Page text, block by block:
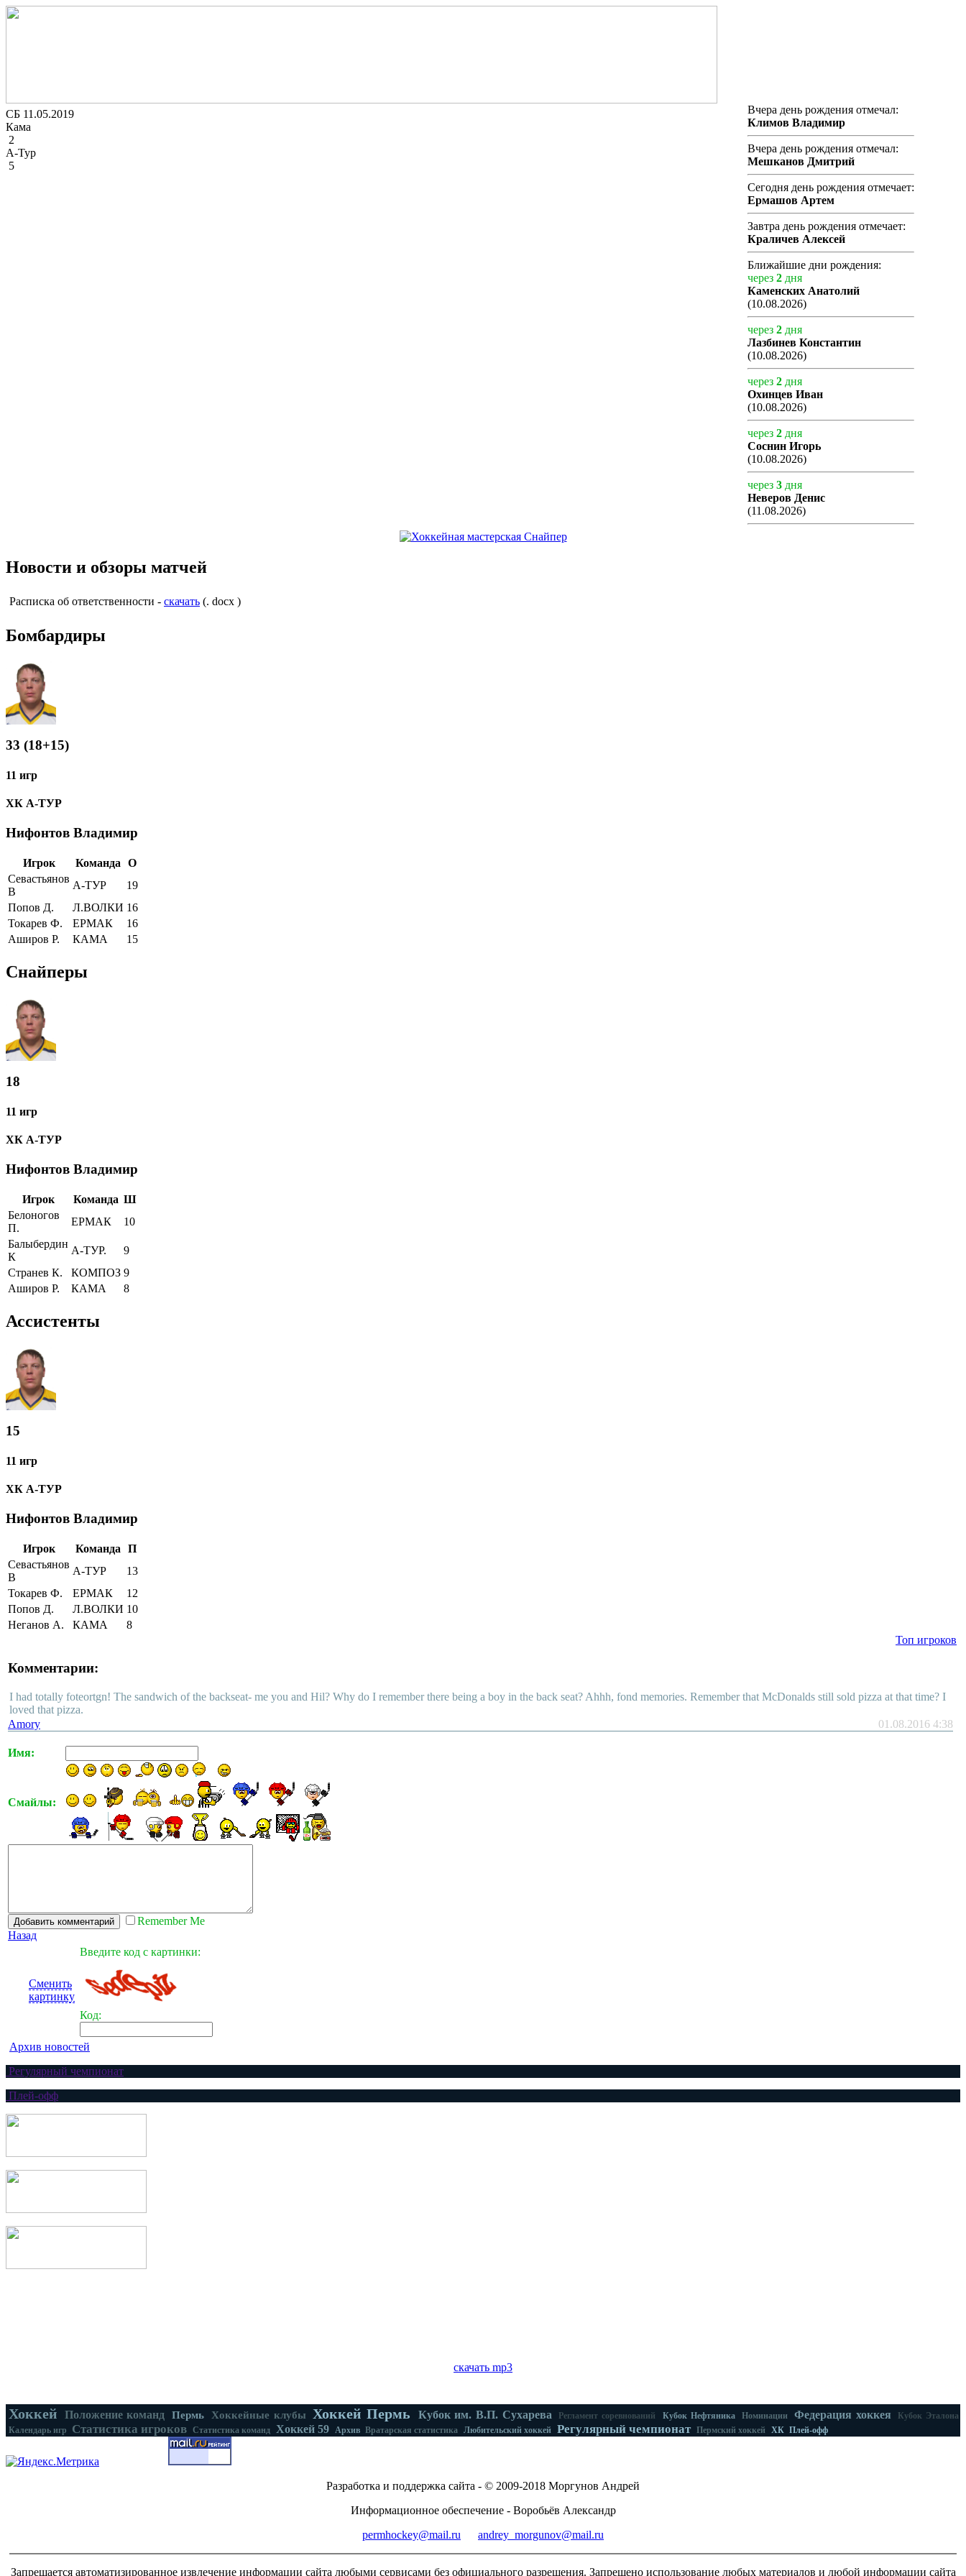
СБ 11.05.2019
Кама
2
А-Тур
5
Вчера день рождения отмечал:
Климов Владимир
Вчера день рождения отмечал:
Мешканов Дмитрий
Сегодня день рождения отмечает:
Ермашов Артем
Завтра день рождения отмечает:
Краличев Алексей
Ближайшие дни рождения:
через 2дня
Каменских Анатолий
(10.08.2026)
через 2дня
Лазбинев Константин
(10.08.2026)
через 2дня
Охинцев Иван
(10.08.2026)
через 2дня
Соснин Игорь
(10.08.2026)
через 3дня
Неверов Денис
(11.08.2026)
Новости и обзоры матчей
Расписка об ответственности - скачать (. docx )
Бомбардиры
33 (18+15)
11 игр
ХК А-ТУР
Нифонтов Владимир
Игрок Команда
О
Севастьянов
В
А-ТУР
19
Попов Д.
Л.ВОЛКИ 16
Токарев Ф.
ЕРМАК
16
Аширов Р.
КАМА 15
Снайперы
18
11 игр
ХК А-ТУР
Нифонтов Владимир
Игрок Команда Ш
Белоногов
П.
ЕРМАК
10
Балыбердин
К
А-ТУР.
9
Странев К.
КОМПОЗ 9
Аширов Р.
КАМА 8
Ассистенты
15
11 игр
ХК А-ТУР
Нифонтов Владимир
Игрок Команда
П
Севастьянов
В
А-ТУР
13
Токарев Ф.
ЕРМАК
12
Попов Д.
Л.ВОЛКИ 10
Неганов А.
КАМА
8
Топ игроков
Комментарии:
I had totally foteortgn! The sandwich of the backseat- me you and Hil? Why do I remember there being a boy in the back seat? Ahhh, fond memories. Remember that McDonalds still sold pizza at that time? I
loved that pizza.
01.08.2016 4:38
Amory
Имя:
Смайлы:
Remember Me
Назад
Сменить
картинку
Введите код с картинки:
Код:
Архив новостей
Регулярный чемпионат
Плей-офф
скачать mp3
Хоккей Положение команд Пермь Хоккейные клубы Хоккей Пермь Кубок им. В.П. Сухарева Регламент соревнований Кубок Нефтяника Номинации Федерация хоккея
Кубок Эталона
Календарь игр
Статистика игроков Статистика команд Хоккей 59 Архив Вратарская статистика Любительский хоккей Регулярный чемпионат Пермский хоккей ХК Плей-офф
Разработка и поддержка сайта - © 2009-2018 Моргунов Андрей
Информационное обеспечение - Воробьёв Александр
permhockey@mail.ru
andrey_morgunov@mail.ru
Запрещается автоматизированное извлечение информации сайта любыми сервисами без официального разрешения. Запрещено использование любых материалов и любой информации сайта